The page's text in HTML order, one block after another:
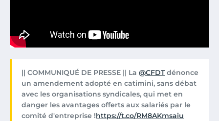
|| COMMUNIQUÉ DE PRESSE || La @CFDTdénonce
un amendement adopté en catimini, sans débat
avec les organisations syndicales, qui met en
danger les avantages offerts aux salariés par le
comité d'entreprise !https://t.co/RM8AKmsaiu